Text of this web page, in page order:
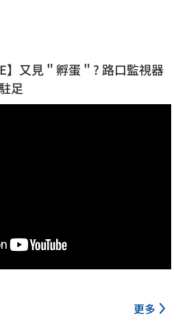
】又見＂孵蛋＂? 路口監視器
足
更多